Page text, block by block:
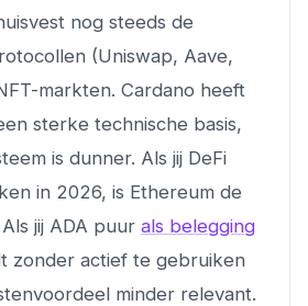
nog steeds de
(Uniswap, Aave,
markten. Cardano heeft
sterke technische basis,
is dunner. Als jij DeFi
in 2026, is Ethereum de
jij ADA puur als belegging
zonder actief te gebruiken
minder relevant.